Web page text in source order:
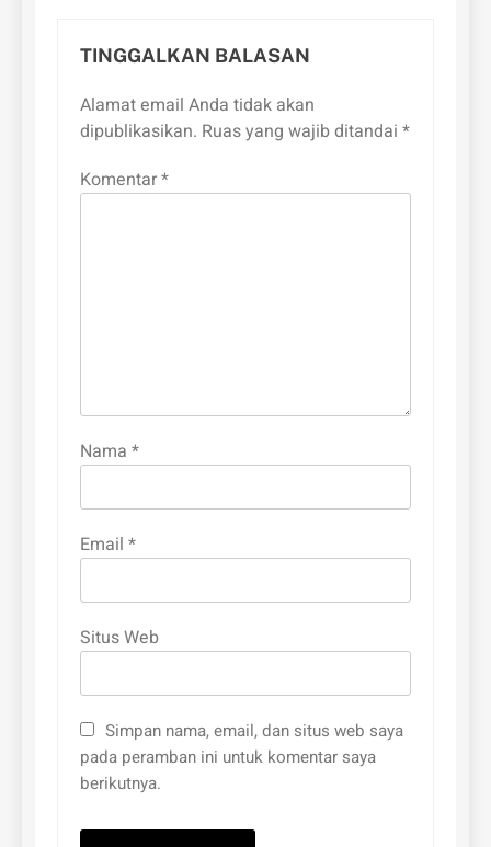
TINGGALKAN BALASAN
Alamat email Anda tidak akan
dipublikasikan. Ruas yang wajib ditandai *
Komentar*
Nama *
Email *
Situs Web
Simpan nama, email, dan situs web saya
pada peramban ini untuk komentar saya
berikutnya.